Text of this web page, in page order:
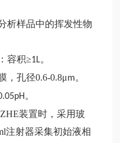
析样品中的挥发性物
容积≥1L。
，孔径0.6-0.8μm。
。
ZHE装置时，采用玻
注射器采集初始液相